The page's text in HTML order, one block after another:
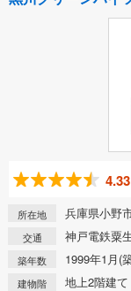
4.33
所在地 兵庫県小野
交通 神戸電鉄
築年数 1999年1月(
建物階 地上2階建て